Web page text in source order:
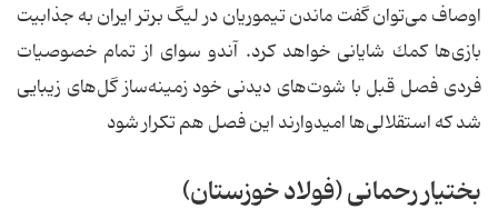
اوصاف می‌توان گفت ماندن تیموریان در لیگ ‌برتر ایران به جذابیت
بازی‌ها كمك شایانی خواهد كرد. آندو سوای از تمام خصوصیات
فردی فصل قبل با شوت‌های دیدنی خود زمینه‌ساز گل‌های زیبایی
شد كه استقلالی‌ها امیدوارند این فصل هم تكرار شود
بختیار رحمانی (فولاد خوزستان)